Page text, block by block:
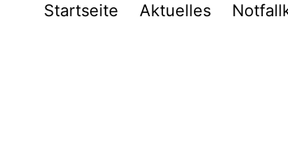
Startseite Aktuelles